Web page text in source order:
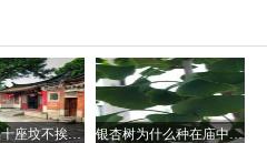
为什么宁挨十座坟不挨一座庙，坟前庙后是风水宝地真的假的？ 银杏树为什么种在庙中，银杏树不会招虫子吗？